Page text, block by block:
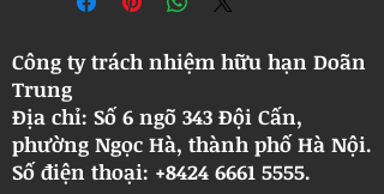
Công ty trách nhiệm hữu hạn Doãn
Trung
Địa chỉ: Số 6 ngõ 343 Đội Cấn,
phường Ngọc Hà, thành phố Hà Nội.
​Số điện thoại: +8424 6661 5555.